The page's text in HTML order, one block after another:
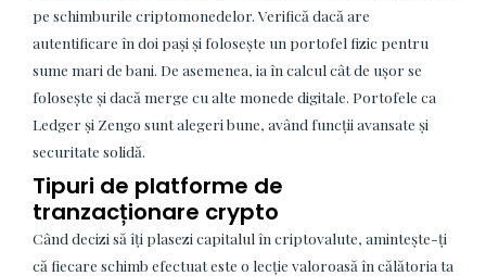
pe schimburile criptomonedelor. Verifică dacă are
autentificare în doi pași și folosește un portofel fizic pentru
sume mari de bani. De asemenea, ia în calcul cât de ușor se
folosește și dacă merge cu alte monede digitale. Portofele ca
Ledger și Zengo sunt alegeri bune, având funcții avansate și
securitate solidă.
Tipuri de platforme de
tranzacționare crypto
Când decizi să îți plasezi capitalul în criptovalute, amintește-ți
că fiecare schimb efectuat este o lecție valoroasă în călătoria ta